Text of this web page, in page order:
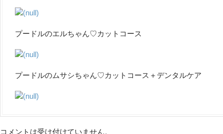
プードルのエルちゃん♡カットコース
プードルのムサシちゃん♡カットコース＋デンタルケア
コメントは受け付けていません。